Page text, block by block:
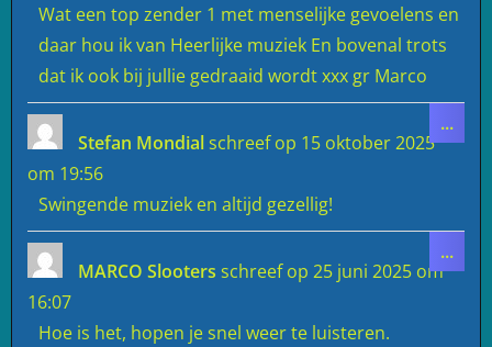
Wat een top zender 1 met menselijke gevoelens en
daar hou ik van Heerlijke muziek En bovenal trots
dat ik ook bij jullie gedraaid wordt xxx gr Marco
Stefan Mondial schreef op 15 oktober 2025
om 19:56
Swingende muziek en altijd gezellig!
...
deze
MARCO Slooters schreef op 25 juni 2025 om
16:07
Hoe is het, hopen je snel weer te luisteren.
...
deze